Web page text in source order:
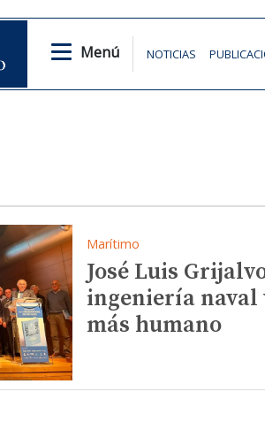
Menú NOTICIAS
Marítimo
José Luis
ingeniería naval
más humano